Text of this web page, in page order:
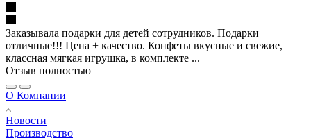
Заказывала подарки для детей сотрудников. Подарки
отличные!!! Цена + качество. Конфеты вкусные и свежие,
классная мягкая игрушка, в комплекте ...
Отзыв полностью
О Компании
Новости
Производство